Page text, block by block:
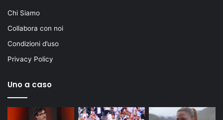
Chi Siamo
Collabora con noi
Condizioni d’uso
Privacy Policy
Uno a caso